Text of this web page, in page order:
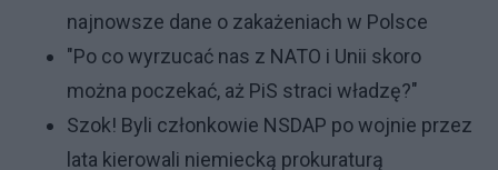
najnowsze dane o zakażeniach w Polsce
"Po co wyrzucać nas z NATO i Unii skoro
można poczekać, aż PiS straci władzę?"
Szok! Byli członkowie NSDAP po wojnie przez
lata kierowali niemiecką prokuraturą